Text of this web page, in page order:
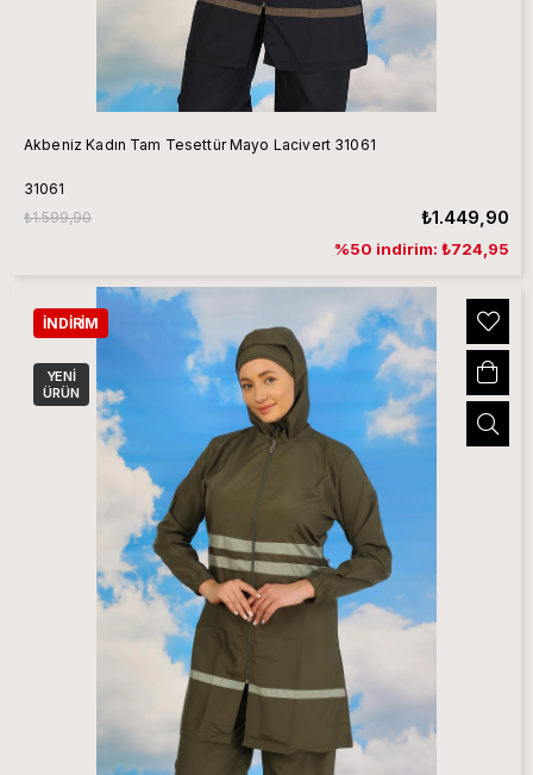
Akbeniz Kadın Tam Tesettür Mayo Lacivert 31061
31061
₺1.449,90
₺1.599,90
%50 indirim: ₺724,95
İNDIRIM
YENI
ÜRÜN